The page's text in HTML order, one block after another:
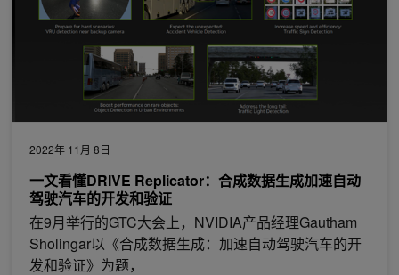
2022年 11月 8日
一文看懂DRIVE Replicator：合成数据生成加速自动
驾驶汽车的开发和验证
在9月举行的GTC大会上，NVIDIA产品经理Gautham
Sholingar以《合成数据生成：加速自动驾驶汽车的开
发和验证》为题，